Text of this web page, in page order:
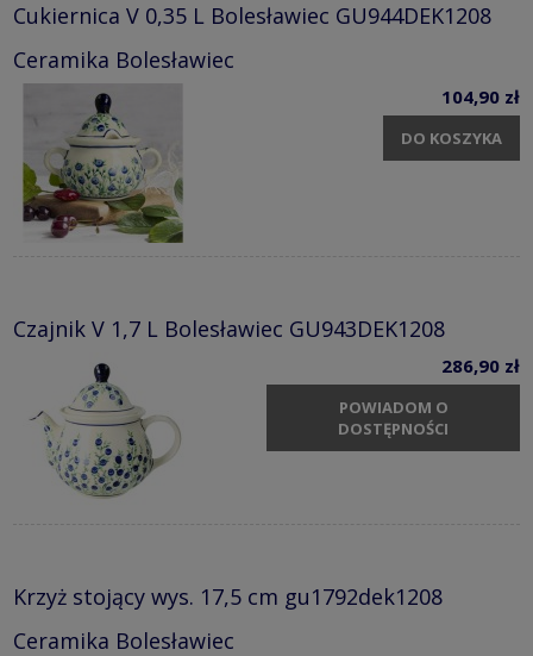
Cukiernica V 0,35 L Bolesławiec GU944DEK1208
Ceramika Bolesławiec
104,90 zł
DO KOSZYKA
Czajnik V 1,7 L Bolesławiec GU943DEK1208
286,90 zł
POWIADOM O
DOSTĘPNOŚCI
Krzyż stojący wys. 17,5 cm gu1792dek1208
Ceramika Bolesławiec